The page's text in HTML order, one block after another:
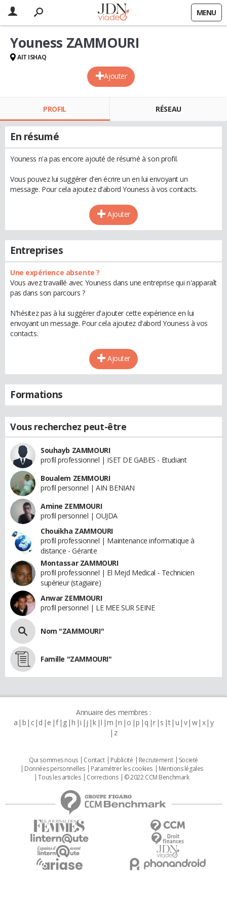
MENU
Ajouter
Youness ZAMMOURI
AIT ISHAQ
PROFIL RÉSEAU
En résumé
Youness n'a pas encore ajouté de résumé à son profil.
Vous pouvez lui suggérer d'en écrire un en lui envoyant un
message. Pour cela ajoutez d'abord Youness à vos contacts.
Ajouter
Entreprises
Une expérience absente ?
Vous avez travaillé avec Youness dans une entreprise qui n'apparaît
pas dans son parcours ?
N'hésitez pas à lui suggérer d'ajouter cette expérience en lui
envoyant un message. Pour cela ajoutez d'abord Youness à vos
contacts.
Ajouter
Formations
Vous recherchez peut-être
Souhayb ZAMMOURI
profil professionnel | ISET DE GABES - Etudiant
Boualem ZEMMOURI
profil personnel | AIN BENIAN
Amine ZEMMOURI
profil personnel | OUJDA
Chouikha ZAMMOURI
profil professionnel | Maintenance informatique à
distance - Gérante
Montassar ZAMMOURI
profil professionnel | El Mejd Medical - Technicien
supérieur (stagiaire)
Anwar ZEMMOURI
profil personnel | LE MEE SUR SEINE
Nom "ZAMMOURI"
Famille "ZAMMOURI"
Annuaire des membres :
a b c d e f g h i j k l m n o p q r s t u v w x y
z
Qui sommes nous Contact Publicité Recrutement
Societé
Données personnelles
Paramétrer les cookies
Mentions légales
Tous les articles
Corrections © 2022 CCM Benchmark